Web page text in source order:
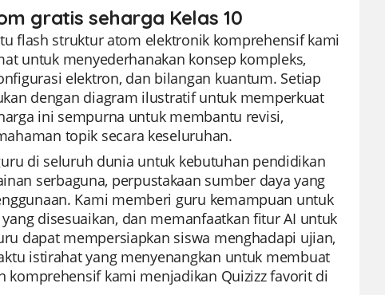
gratis seharga Kelas 10
flash struktur atom elektronik komprehensif kami
untuk menyederhanakan konsep kompleks,
elektron, dan bilangan kuantum. Setiap
dengan diagram ilustratif untuk memperkuat
ini sempurna untuk membantu revisi,
topik secara keseluruhan.
di seluruh dunia untuk kebutuhan pendidikan
serbaguna, perpustakaan sumber daya yang
Kami memberi guru kemampuan untuk
disesuaikan, dan memanfaatkan fitur AI untuk
dapat mempersiapkan siswa menghadapi ujian,
istirahat yang menyenangkan untuk membuat
kami menjadikan Quizizz favorit di